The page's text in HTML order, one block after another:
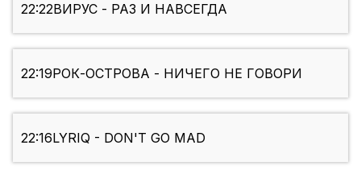
22:22ВИРУС - РАЗ И НАВСЕГДА
22:19РОК-ОСТРОВА - НИЧЕГО НЕ ГОВОРИ
22:16LYRIQ - DON'T GO MAD